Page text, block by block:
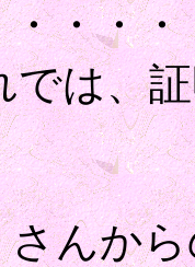
・・
では、
んから